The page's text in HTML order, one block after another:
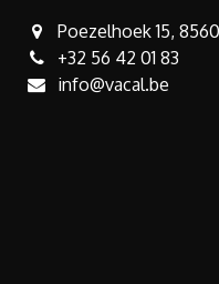
Poezelhoek 15,
+32 56 42 01 83
info@vacal.be